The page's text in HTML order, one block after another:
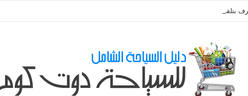
بتلقي طلباتكم و استفسارتكم ... لو عندك سؤال او استفسار ماتدرددش فى طلب